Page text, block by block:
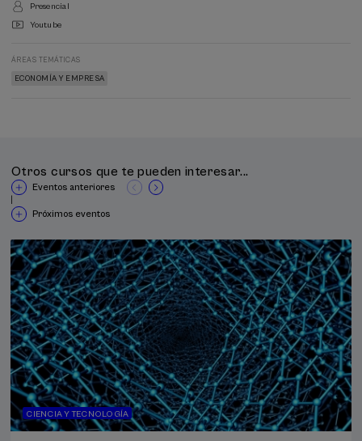
Presencial
Youtube
ÁREAS TEMÁTICAS
ECONOMÍA Y EMPRESA
Otros cursos que te pueden interesar...
Eventos anteriores
Próximos eventos
CIENCIA Y TECNOLOGÍA